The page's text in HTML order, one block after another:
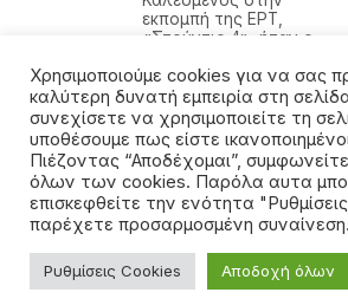
©2026 - All rights reserved.
αναδημοσίευση χωρίς
Χρησιμοποιούμε cookies για να σας
καλύτερη δυνατή εμπειρία στη
συνεχίσετε να χρησιμοποιείτε τη
υποθέσουμε πως είστε
Πιέζοντας “Αποδέχομαι”,
όλων των cookies. Παρόλα αυτα
επισκεφθείτε την ενότητα
παρέχετε προσαρμοσμένη συναίνεση.
Ρυθμίσεις Cookies Αποδοχή όλων
εκπομπή της ΕΡΤ,
«Στούντιο 4», ήταν ο
Το ΝΑΤΟ
επιβεβαίωσε πως
αναχαίτισε ιρανικό
πύραυλο που
κατευθυνόταν στην
Τουρκία
Καρότο και μαστίγιο
από τον Ντόναλντ
επιμένει